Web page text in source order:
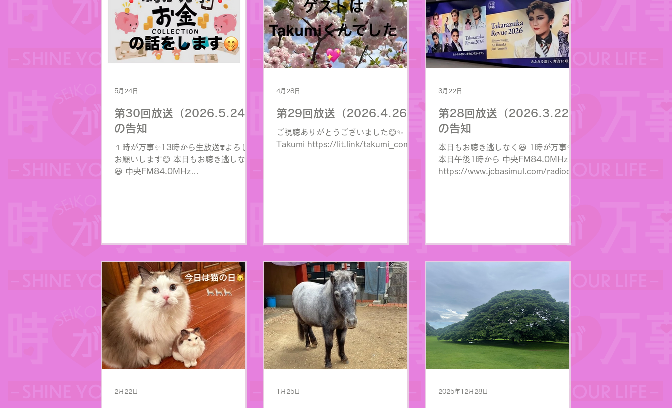
第30回放送（2026.5.24）
の告知
１時が万事✨13時から生放送❣️よろしく
お願いします😊 本日もお聴き逃しなく
😃 中央FM84.0MHz
5月24日
第29回放送（2026.4.26）
ご視聴ありがとうございました😊✨
Takumi https://lit.link/takumi_com
4月28日
第28回放送（2026.3.22）
の告知
本日もお聴き逃しなく😃 1時が万事✨
本日午後1時から 中央FM84.0MHz
https://www.jcbasimul.com/radiocity
3月22日
2月22日 1月25日 2025年12月28日